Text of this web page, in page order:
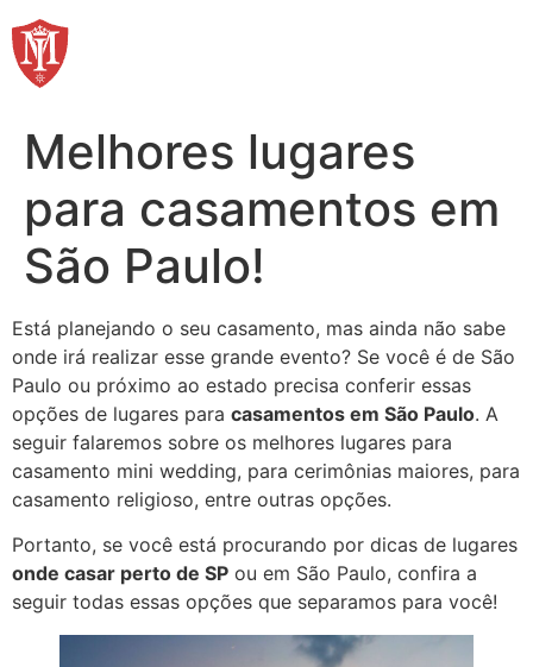
para
Melhores lugares
para casamentos em
São Paulo!
Está planejando o seu casamento, mas ainda não sabe
onde irá realizar esse grande evento? Se você é de São
Paulo ou próximo ao estado precisa conferir essas
opções de lugares para casamentos em São Paulo. A
seguir falaremos sobre os melhores lugares para
casamento mini wedding, para cerimônias maiores, para
casamento religioso, entre outras opções.
Portanto, se você está procurando por dicas de lugares
onde casar perto de SP ou em São Paulo, confira a
seguir todas essas opções que separamos para você!